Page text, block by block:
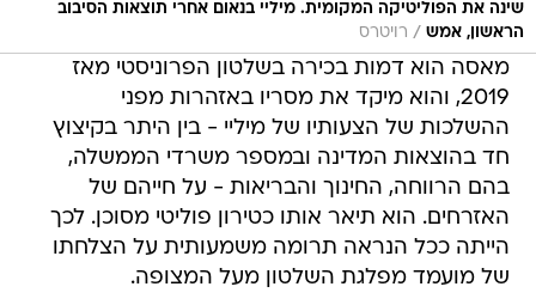
שינה את הפוליטיקה המקומית. מיליי בנאום אחרי תוצאות הסיבוב
הראשון, אמש / רויטרס
מאסה הוא דמות בכירה בשלטון הפרוניסטי מאז
2019, והוא מיקד את מסריו באזהרות מפני
ההשלכות של הצעותיו של מיליי - בין היתר בקיצוץ
חד בהוצאות המדינה ובמספר משרדי הממשלה,
בהם הרווחה, החינוך והבריאות - על חייהם של
האזרחים. הוא תיאר אותו כטירון פוליטי מסוכן. לכך
הייתה ככל הנראה תרומה משמעותית על הצלחתו
של מועמד מפלגת השלטון מעל המצופה.